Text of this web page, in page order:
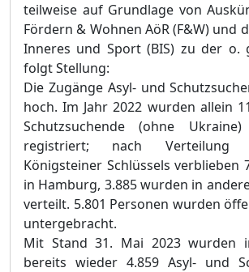
teilweise auf Grundlage von
Fördern & Wohnen AöR (F&W) und
Inneres und Sport (BIS) zu der o.
folgt Stellung:
Die Zugänge Asyl- und
hoch. Im Jahr 2022 wurden allein
Schutzsuchende (ohne
registriert; nach Verteilung
Königsteiner Schlüssels verblieben
in Hamburg, 3.885 wurden in
verteilt. 5.801 Personen wurden
untergebracht.
Mit Stand 31. Mai 2023 wurden
bereits wieder 4.859 Asyl- und